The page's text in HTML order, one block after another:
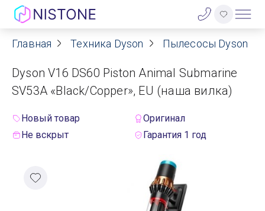
Акции
О нас
Договор оферты
Главная Техника Dyson Пылесосы Dyson
Dyson V16 DS60 Piston Animal Submarine
SV53A «Black/Copper», EU (наша вилка)
Новый товар
Оригинал
Не вскрыт
Гарантия 1 год